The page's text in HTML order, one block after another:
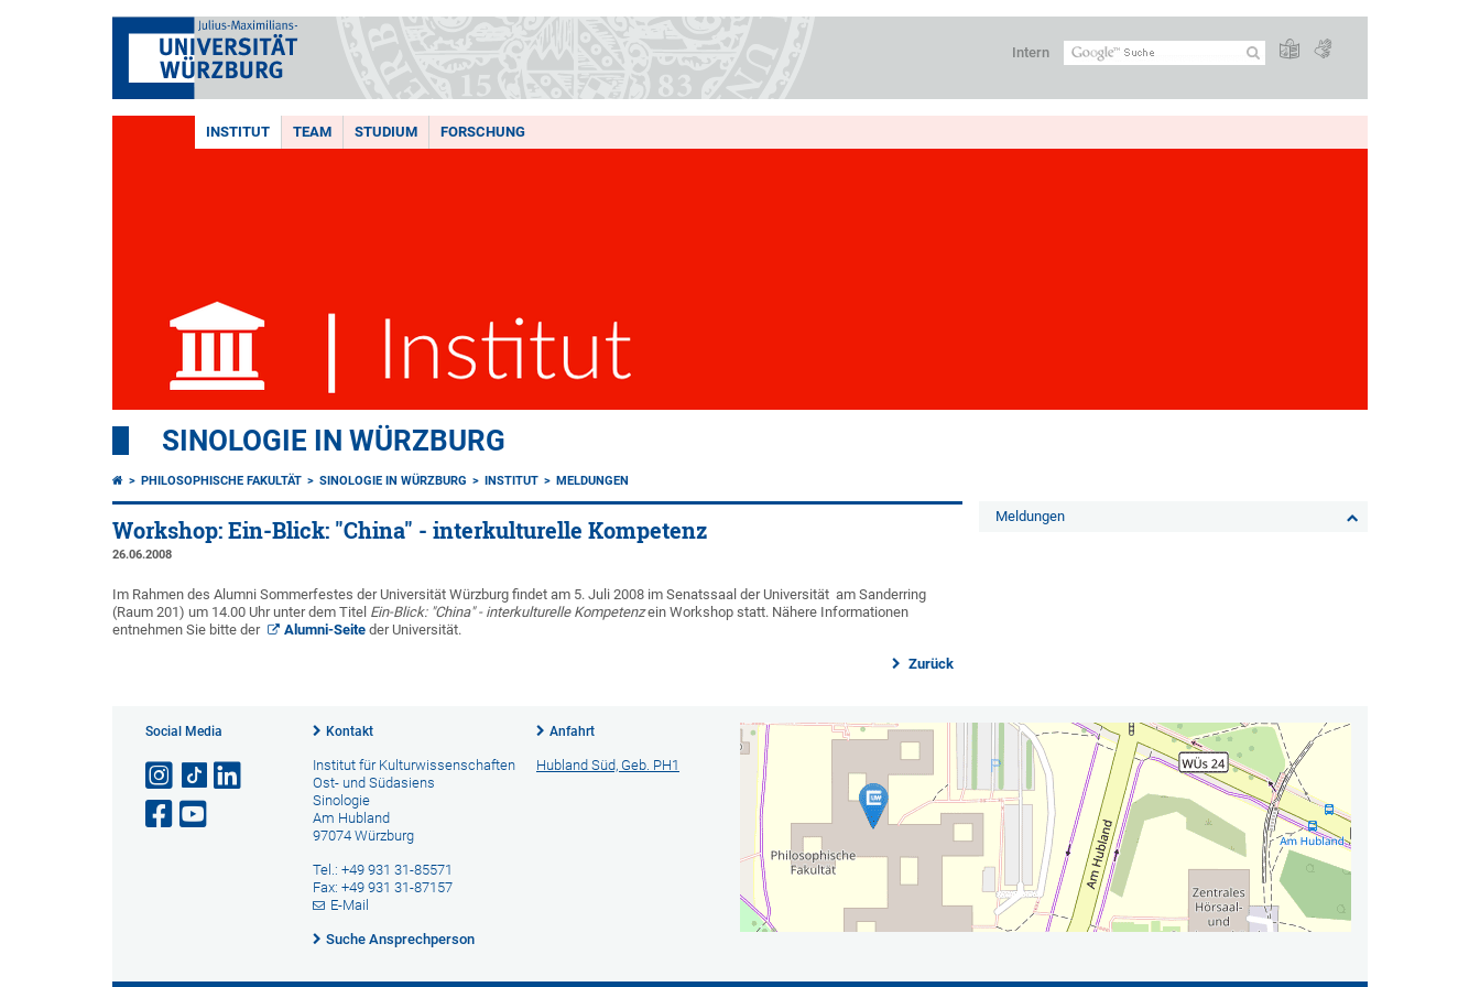
Intern
INSTITUT TEAM STUDIUM FORSCHUNG
SINOLOGIE IN WÜRZBURG
PHILOSOPHISCHE FAKULTÄT SINOLOGIE IN WÜRZBURG INSTITUT MELDUNGEN
Workshop: Ein-Blick: "China" - interkulturelle Kompetenz
26.06.2008
Im Rahmen des Alumni Sommerfestes der Universität Würzburg findet am 5. Juli 2008 im Senatssaal der Universität am Sanderring
(Raum 201) um 14.00 Uhr unter dem Titel Ein-Blick: "China" - interkulturelle Kompetenzein Workshop statt. Nähere Informationen
entnehmen Sie bitte der
Alumni-Seiteder Universität.
Zurück
Meldungen
Social Media Kontakt
Institut für Kulturwissenschaften
Ost- und Südasiens
Sinologie
Am Hubland
97074 Würzburg
Tel.: +49 931 31-85571
Fax: +49 931 31-87157
E-Mail
Suche Ansprechperson
Anfahrt
Hubland Süd, Geb. PH1